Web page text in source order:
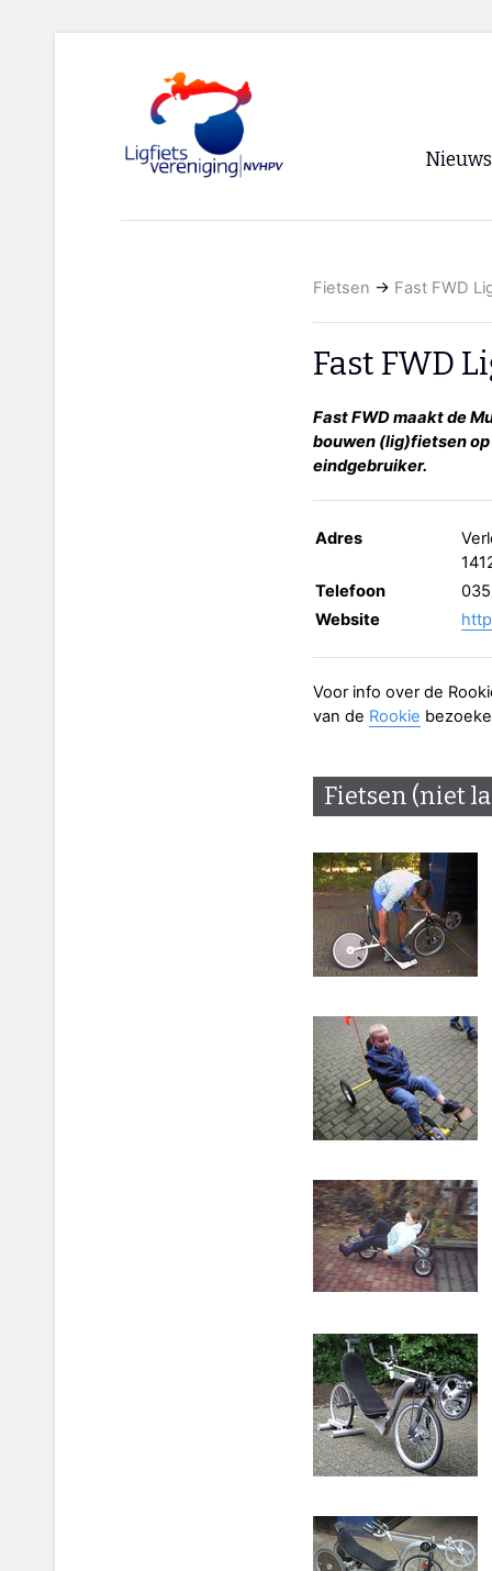
Nieuws
Archief
RSS
Fietsen → Fast FWD
Fast FWD
Fast FWD maakt de
bouwen (lig)fietsen
eindgebruiker.
Adres
Telefoon
Website
Voor info over de
van de Rookie
Fietsen (niet